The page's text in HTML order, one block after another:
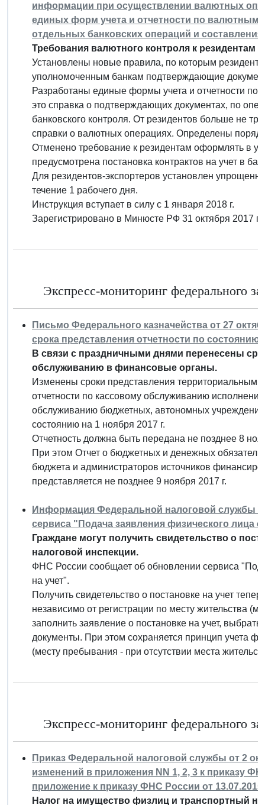
информации при осуществлении валютных
единых форм учета и отчетности по валютным
отдельных банковских операций и
Требования валютного контроля к резидентам
Установлены новые правила, по которым
уполномоченным банкам подтверждающие
Разработаны единые формы учета и отчетности
это справка о подтверждающих документах, по
банковского контроля. От резидентов больше не
справки о валютных операциях. Определены
Отменено требование к резидентам оформлять в
предусмотрена постановка контрактов на учет в
Для резидентов-экспортеров установлен
течение 1 рабочего дня.
Инструкция вступает в силу с 1 января 2018 г.
Зарегистрировано в Минюсте РФ 31 октября 2017
Экспресс-мониторинг федерального
Письмо Федерального казначейства от 27
срока представления отчетности по состоянию
В связи с праздничными днями перенесены
обслуживанию в финансовые органы.
Изменены сроки представления
отчетности по кассовому обслуживанию
обслуживанию бюджетных, автономных
состоянию на 1 ноября 2017 г.
Отчетность должна быть передана не позднее 8
При этом Отчет о бюджетных и денежных
бюджета и администраторов источников
представляется не позднее 9 ноября 2017 г.
Информация Федеральной налоговой службы
сервиса "Подача заявления физического лица о
Граждане могут получить свидетельство о
налоговой инспекции.
ФНС России сообщает об обновлении сервиса
на учет".
Получить свидетельство о постановке на учет
независимо от регистрации по месту жительства
заполнить заявление о постановке на учет,
документы. При этом сохраняется принцип учета
(месту пребывания - при отсутствии места
Экспресс-мониторинг федерального
Приказ Федеральной налоговой службы от 2
изменений в приложения NN 1, 2, 3 к приказу
приложение к приказу ФНС России от
Налог на имущество физлиц и транспортный